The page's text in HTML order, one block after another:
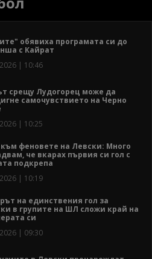
обявиха програмата си до
с Кайрат
| 10:46
срещу Лудогорец може да
самочувствието на Черно
| 10:25
към феновете на Левски: Много
че вкарах първия си гол с
подкрепа
| 10:19
на единствения гол за
в групите на ШЛ сложи край на
си
| 09:30